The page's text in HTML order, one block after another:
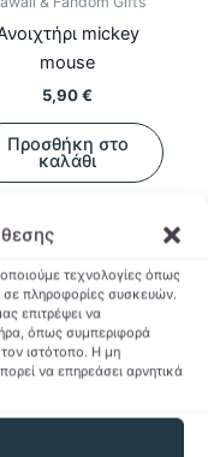
τεχνολογίες όπως
πληροφορίες συσκευών.
επιτρέψει να
όπως συμπεριφορά
ιστότοπο. Η μη
να επηρεάσει αρνητικά
mickey
mouse
5,90€
Προσθήκη στο
καλάθι
στη Λίστα
Επιθυμιών